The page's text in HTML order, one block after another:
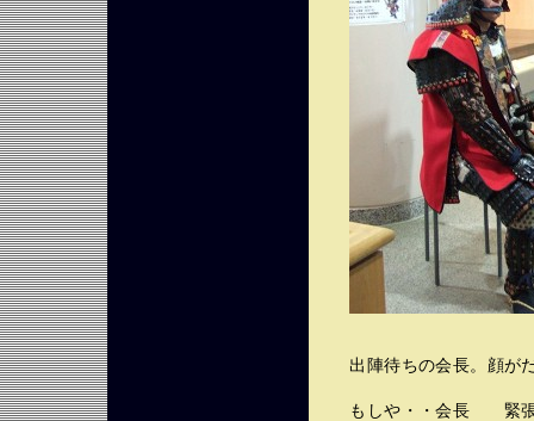
出陣待ちの会長。顔が
もしや・・会長 緊